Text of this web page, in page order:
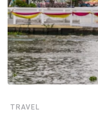
TRAVEL